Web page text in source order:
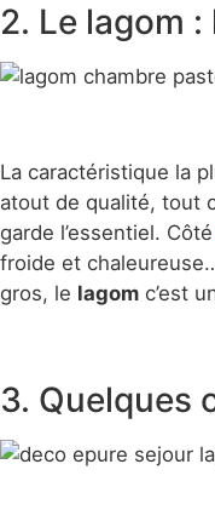
2. Le lagom
La caractéristique la
atout de qualité, tout
garde l’essentiel. Côté
froide et
gros, le lagom c’est
3. Quelques